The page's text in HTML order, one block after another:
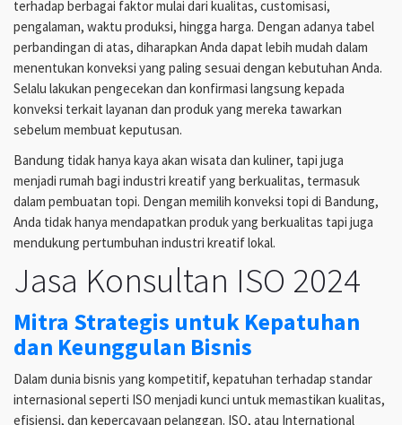
terhadap berbagai faktor mulai dari kualitas, customisasi,
pengalaman, waktu produksi, hingga harga. Dengan adanya tabel
perbandingan di atas, diharapkan Anda dapat lebih mudah dalam
menentukan konveksi yang paling sesuai dengan kebutuhan Anda.
Selalu lakukan pengecekan dan konfirmasi langsung kepada
konveksi terkait layanan dan produk yang mereka tawarkan
sebelum membuat keputusan.
Bandung tidak hanya kaya akan wisata dan kuliner, tapi juga
menjadi rumah bagi industri kreatif yang berkualitas, termasuk
dalam pembuatan topi. Dengan memilih konveksi topi di Bandung,
Anda tidak hanya mendapatkan produk yang berkualitas tapi juga
mendukung pertumbuhan industri kreatif lokal.
Jasa Konsultan ISO 2024
Mitra Strategis untuk Kepatuhan
dan Keunggulan Bisnis
Dalam dunia bisnis yang kompetitif, kepatuhan terhadap standar
internasional seperti ISO menjadi kunci untuk memastikan kualitas,
efisiensi, dan kepercayaan pelanggan. ISO, atau International